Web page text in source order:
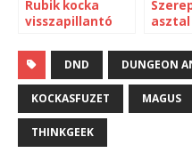
Rubik kocka
visszapillantó
asztal
DND DUNGEON
KOCKASFUZET MAGUS
THINKGEEK